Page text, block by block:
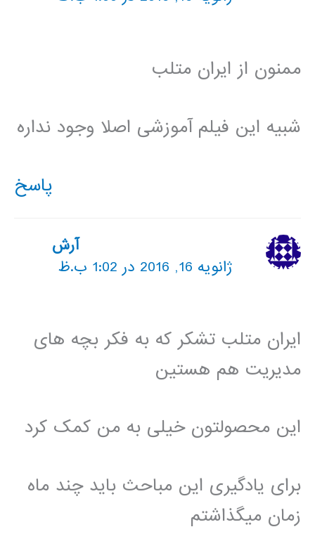
ممنون از ایران متلب
شبیه این فیلم آموزشی اصلا وجود نداره
پاسخ
آرش
ژانویه 16, 2016 در 1:02 ب.ظ
ایران متلب تشکر که به فکر بچه های
مدیریت هم هستین
این محصولتون خیلی به من کمک کرد
برای یادگیری این مباحث باید چند ماه
زمان میگذاشتم